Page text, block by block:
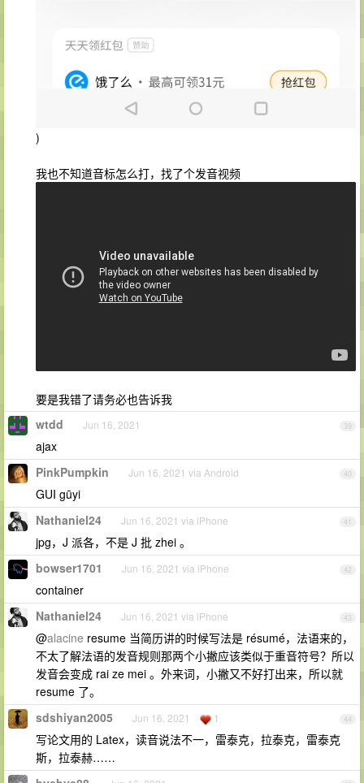
)
我也不知道音标怎么打，找了个发音视频
要是我错了请务必也告诉我
39
wtdd Jun 16, 2021
ajax
40
PinkPumpkin Jun 16, 2021 via Android
GUI gūyi
41
Nathaniel24 Jun 16, 2021 via iPhone
jpg，J 派各，不是 J 批 zhei 。
42
bowser1701 Jun 16, 2021 via iPhone
container
43
Nathaniel24 Jun 16, 2021 via iPhone
@alacine resume 当简历讲的时候写法是 résumé，法语来的，
不太了解法语的发音规则那两个小撇应该类似于重音符号？所以
发音会变成 rai ze mei 。外来词，小撇又不好打出来，所以就
resume 了。
44
sdshiyan2005 Jun 16, 2021 1
写论文用的 Latex，读音说法不一，雷泰克，拉泰克，雷泰克
斯，拉泰赫……